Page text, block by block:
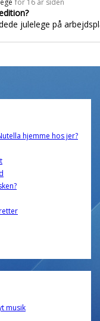
for 16 år siden
julelege på
hjemme hos jer?
musik